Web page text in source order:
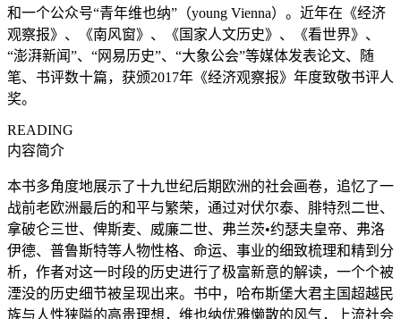
和一个公众号“青年维也纳”（young Vienna）。近年在《经济
观察报》、《南风窗》、《国家人文历史》、《看世界》、
“澎湃新闻”、“网易历史”、“大象公会”等媒体发表论文、随
笔、书评数十篇，获颁2017年《经济观察报》年度致敬书评人
奖。
READING
内容简介
本书多角度地展示了十九世纪后期欧洲的社会画卷，追忆了一
战前老欧洲最后的和平与繁荣，通过对伏尔泰、腓特烈二世、
拿破仑三世、俾斯麦、威廉二世、弗兰茨•约瑟夫皇帝、弗洛
伊德、普鲁斯特等人物性格、命运、事业的细致梳理和精到分
析，作者对这一时段的历史进行了极富新意的解读，一个个被
湮没的历史细节被呈现出来。书中，哈布斯堡大君主国超越民
族与人性狭隘的高贵理想，维也纳优雅懒散的风气，上流社会